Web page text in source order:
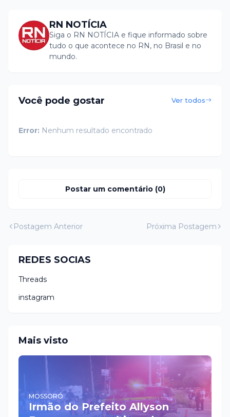
RN NOTÍCIA
Siga o RN NOTÍCIA e fique informado sobre
tudo o que acontece no RN, no Brasil e no
mundo.
Você pode gostar Ver todos
Error: Nenhum resultado encontrado
Postar um comentário (0)
Postagem Anterior Próxima Postagem
REDES SOCIAS
Threads
instagram
Mais visto
MOSSORÓ
Irmão do Prefeito Allyson